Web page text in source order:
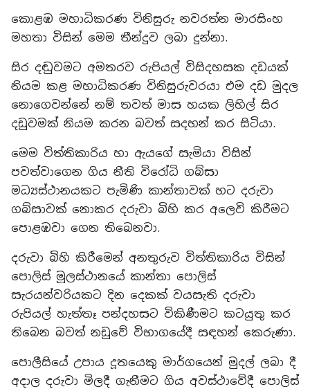
කොළඹ මහාධිකරණ විනිසුරු නවරත්න මාරසිංහ
මහතා විසින් මෙම තීන්දුව ලබා දුන්නා.
සිර දඬුවමට අමතරව රුපියල් විසිදහසක දඩයක්
නියම කළ මහාධිකරණ විනිසුරුවරයා එම දඩ මුදල
නොගෙවන්නේ නම් තවත් මාස හයක ලිහිල් සිර
දඩුවමක් නියම කරන බවත් සදහන් කර සිටියා.
මෙම විත්තිකාරිය හා ඇයගේ සැමියා විසින්
පවත්වාගෙන ගිය නීති විරෝධි ගබ්සා
මධ්‍යස්ථානයකට පැමිණි කාන්තාවක් හට දරුවා
ගබ්සාවක් නොකර දරුවා බිහි කර අලෙවි කිරීමට
පොළඹවා ගෙන තිබෙනවා.
දරුවා බිහි කිරීමෙන් අනතුරුව විත්තිකාරිය විසින්
පොලිස් මූලස්ථානයේ කාන්තා පොලිස්
සැරයන්වරියකට දින දෙකක් වයසැති දරුවා
රුපියල් හැත්තෑ පන්දහසට විකිණීමට කටයුතු කර
තිබෙන බවත් නඩුවේ විභාගයේදී සඳහන් කෙරුණා.
පොලීසියේ උපාය දූතයෙකු මාර්ගයෙන් මුදල් ලබා දී
අදාල දරුවා මිලදී ගැනීමට ගිය අවස්ථාවේදී පොලිස්